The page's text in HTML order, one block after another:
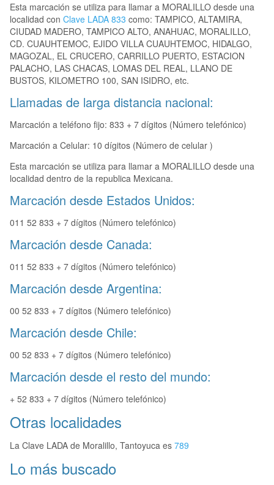
Esta marcación se utiliza para llamar a MORALILLO desde una
localidad con Clave LADA 833 como: TAMPICO, ALTAMIRA,
CIUDAD MADERO, TAMPICO ALTO, ANAHUAC, MORALILLO,
CD. CUAUHTEMOC, EJIDO VILLA CUAUHTEMOC, HIDALGO,
MAGOZAL, EL CRUCERO, CARRILLO PUERTO, ESTACION
PALACHO, LAS CHACAS, LOMAS DEL REAL, LLANO DE
BUSTOS, KILOMETRO 100, SAN ISIDRO, etc.
Llamadas de larga distancia nacional:
Marcación a teléfono fijo: 833 + 7 dígitos (Número telefónico)
Marcación a Celular: 10 dígitos (Número de celular )
Esta marcación se utiliza para llamar a MORALILLO desde una
localidad dentro de la republica Mexicana.
Marcación desde Estados Unidos:
011 52 833 + 7 dígitos (Número telefónico)
Marcación desde Canada:
011 52 833 + 7 dígitos (Número telefónico)
Marcación desde Argentina:
00 52 833 + 7 dígitos (Número telefónico)
Marcación desde Chile:
00 52 833 + 7 dígitos (Número telefónico)
Marcación desde el resto del mundo:
+ 52 833 + 7 dígitos (Número telefónico)
Otras localidades
La Clave LADA de Moralillo, Tantoyuca es 789
Lo más buscado